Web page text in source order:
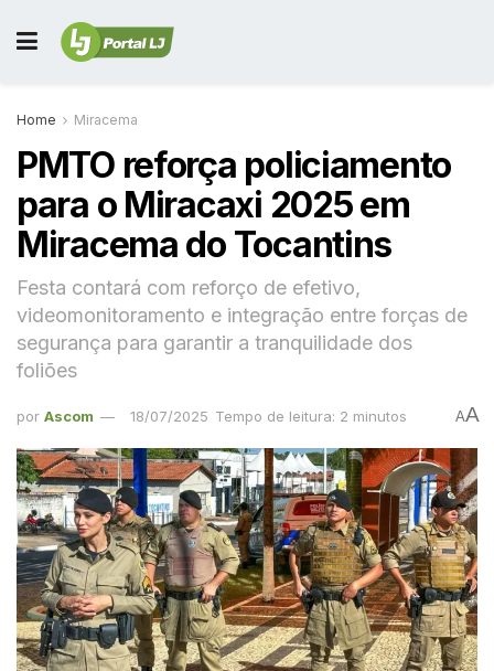
Home Miracema
PMTO reforça policiamento
para o Miracaxi 2025 em
Miracema do Tocantins
Festa contará com reforço de efetivo,
videomonitoramento e integração entre forças de
segurança para garantir a tranquilidade dos
foliões
por Ascom 18/07/2025 Tempo de leitura: 2 minutos AA